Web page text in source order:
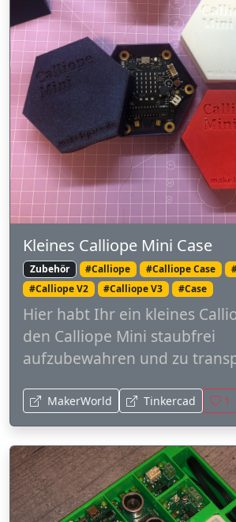
Kleines Calliope Mini Case
Zubehör #Calliope #Calliope Case
#Calliope V2
#Calliope V3 #Case
Hier habt Ihr ein kleines
den Calliope Mini staubfrei
aufzubewahren und zu
MakerWorld Tinkercad 1